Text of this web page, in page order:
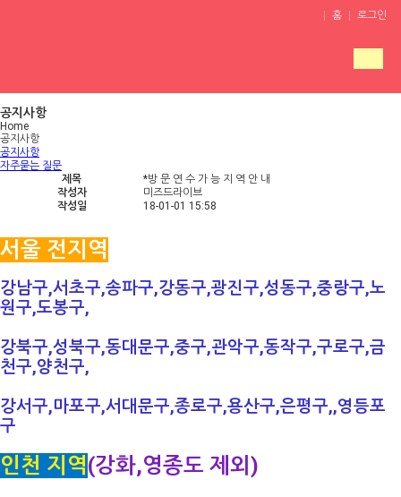
홈 로그인
드라이브소개
운전연수
연수후기
공지사항
Home
공지사항
공지사항
자주묻는 질문
제목
*방 문 연 수 가 능 지 역 안 내
작성자
미즈드라이브
작성일
18-01-01 15:58
서울 전지역
강남구,서초구,송파구,강동구,광진구,성동구,중랑구,노
원구,도봉구,
강북구,성북구,동대문구,중구,관악구,동작구,구로구,금
천구,양천구,
강서구,마포구,서대문구,종로구,용산구,은평구,,영등포
구
인천 지역(강화,영종도 제외)